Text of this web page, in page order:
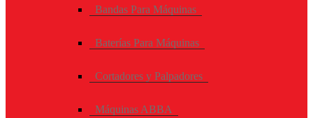
Bandas Para Máquinas
Baterías Para Máquinas
Cortadores y Palpadores
Máquinas ABBA